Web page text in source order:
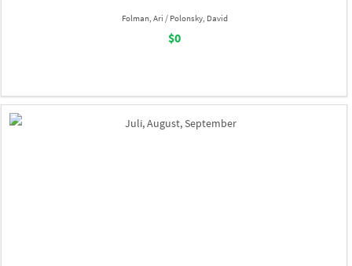
Folman, Ari / Polonsky, David
$0